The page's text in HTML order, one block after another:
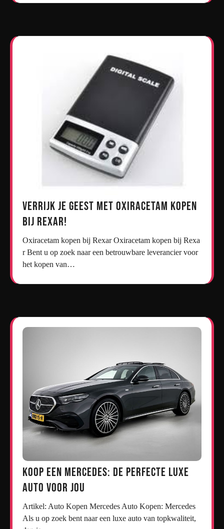
Verrijk je geest met oxiracetam kopen
bij Rexar!
Oxiracetam kopen bij Rexar Oxiracetam kopen bij Rexa
r Bent u op zoek naar een betrouwbare leverancier voor
het kopen van…
Koop een Mercedes: De Perfecte Luxe
Auto voor Jou
Artikel: Auto Kopen Mercedes Auto Kopen: Mercedes
Als u op zoek bent naar een luxe auto van topkwaliteit,